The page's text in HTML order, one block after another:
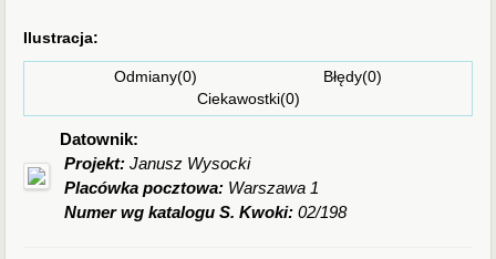
Ilustracja:
Odmiany(0) Błędy(0)
Ciekawostki(0)
Datownik:
Projekt:Janusz Wysocki
Placówka pocztowa: Warszawa 1
Numer wg katalogu S. Kwoki:02/198